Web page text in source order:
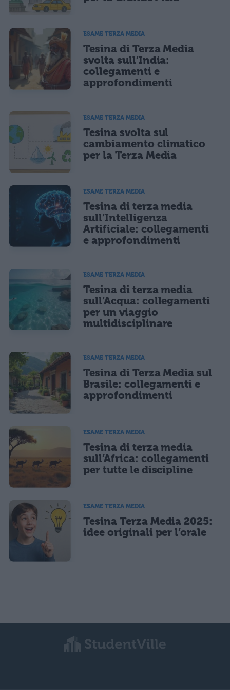
marketing diretto con modalità automatizzate o tradizionali
ESAME TERZA MEDIA
Tesina di Terza Media
svolta sull’India:
collegamenti e
approfondimenti
ESAME TERZA MEDIA
Tesina svolta sul
cambiamento climatico
per la Terza Media
ESAME TERZA MEDIA
Tesina di terza media
sull’Intelligenza
Artificiale: collegamenti
e approfondimenti
ESAME TERZA MEDIA
Tesina di terza media
sull’Acqua: collegamenti
per un viaggio
multidisciplinare
ESAME TERZA MEDIA
Tesina di Terza Media sul
Brasile: collegamenti e
approfondimenti
ESAME TERZA MEDIA
Tesina di terza media
sull’Africa: collegamenti
per tutte le discipline
ESAME TERZA MEDIA
Tesina Terza Media 2025:
idee originali per l’orale